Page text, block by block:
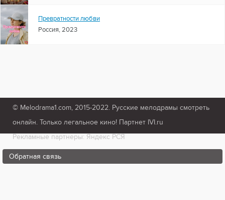
Превратности любви
Россия, 2023
© Melodrama1.com, 2015-2022. Русские мелодрамы смотреть
онлайн. Только легальное кино! Партнет IVI.ru
Рекламные партнеры: Яндекс РСЯ
Обратная связь